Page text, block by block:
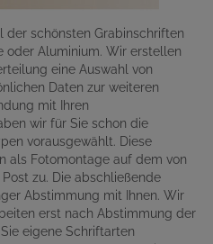
der schönsten Grabinschriften
oder Aluminium. Wir erstellen
eine Auswahl von
Daten zur weiteren
mit Ihren
wir für Sie schon die
vorausgewählt. Diese
als Fotomontage auf dem von
zu. Die abschließende
Abstimmung mit Ihnen. Wir
erst nach Abstimmung der
eigene Schriftarten